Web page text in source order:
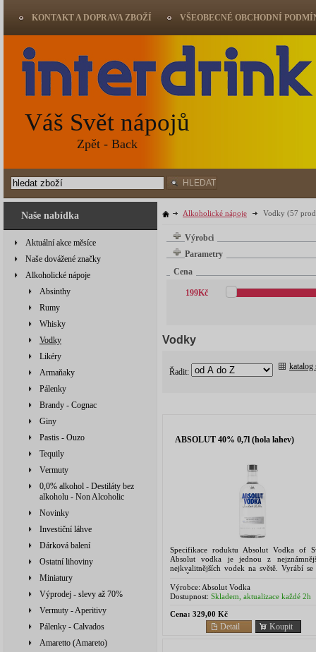
Naše nabídka
Aktuální akce měsíce
Naše dovážené značky
Alkoholické nápoje
Absinthy
Rumy
Whisky
Vodky
Likéry
Armaňaky
Pálenky
Brandy - Cognac
Giny
Pastis - Ouzo
Tequily
Vermuty
0,0% alkohol - Destiláty bez
alkoholu - Non Alcoholic
Novinky
Investiční láhve
Dárková balení
Ostatní lihoviny
Miniatury
Výprodej - slevy až 70%
Vermuty - Aperitivy
Pálenky - Calvados
Amaretto (Amareto)
Alkoholické nápoje Vodky (57
Výrobci
Parametry
Cena
199Kč
Vodky
Řadit:
katalog
ABSOLUT 40% 0,7l (hola lahev)
Specifikace roduktu Absolut Vodka of
Absolut vodka je jednou z
nejkvalitnějších vodek na světě. Vyrábí se
pšenice s následnout...
Výrobce: Absolut Vodka
Dostupnost: Skladem, aktualizace každé 2h
Cena: 329,00 Kč
Koupit
Detail
KONTAKT A DOPRAVA ZBOŽÍ VŠEOBECNÉ OBCHODNÍ
Váš Svět nápojů
Zpět - Back
HLEDAT